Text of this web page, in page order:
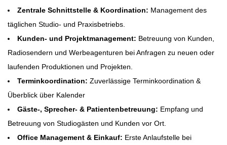
Zentrale Schnittstelle & Koordination: Management des
täglichen Studio- und Praxisbetriebs.
Kunden- und Projektmanagement: Betreuung von Kunden,
Radiosendern und Werbeagenturen bei Anfragen zu neuen oder
laufenden Produktionen und Projekten.
Terminkoordination: Zuverlässige Terminkoordination &
Überblick über Kalender
Gäste-, Sprecher- & Patientenbetreuung: Empfang und
Betreuung von Studiogästen und Kunden vor Ort.
Office Management & Einkauf: Erste Anlaufstelle bei